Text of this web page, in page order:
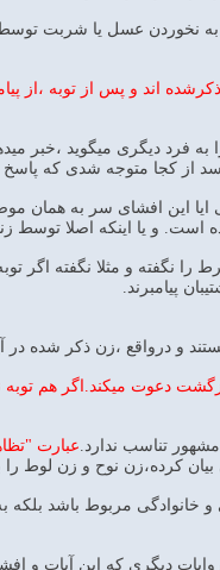
که این سوگند چه بوده،دو روایت بیشتر مقبول مفسرین
حدس ونقل دیگر با توجه به آیات 4و5،سوگند پیامبربه طلاق ندادن دو
به فرد دیگری میگوید ،خبر
از کجا متوجه شدی که پاسخ
ایا این افشای سر به
است. و یا اینکه اصلا توسط
را نگفته و مثلا نگفته اگر
پیامبرند.
به بازگشت دعوت میکند.اگر هم
تناسب ندارد.عبارت
بیان کرده،زن نوح و زن
و خانوادگی مربوط باشد
دیگری که این آیات و